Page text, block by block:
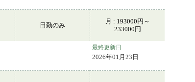
日勤のみ
月 : 193000円～
233000円
最終更新日
2026年01月23日